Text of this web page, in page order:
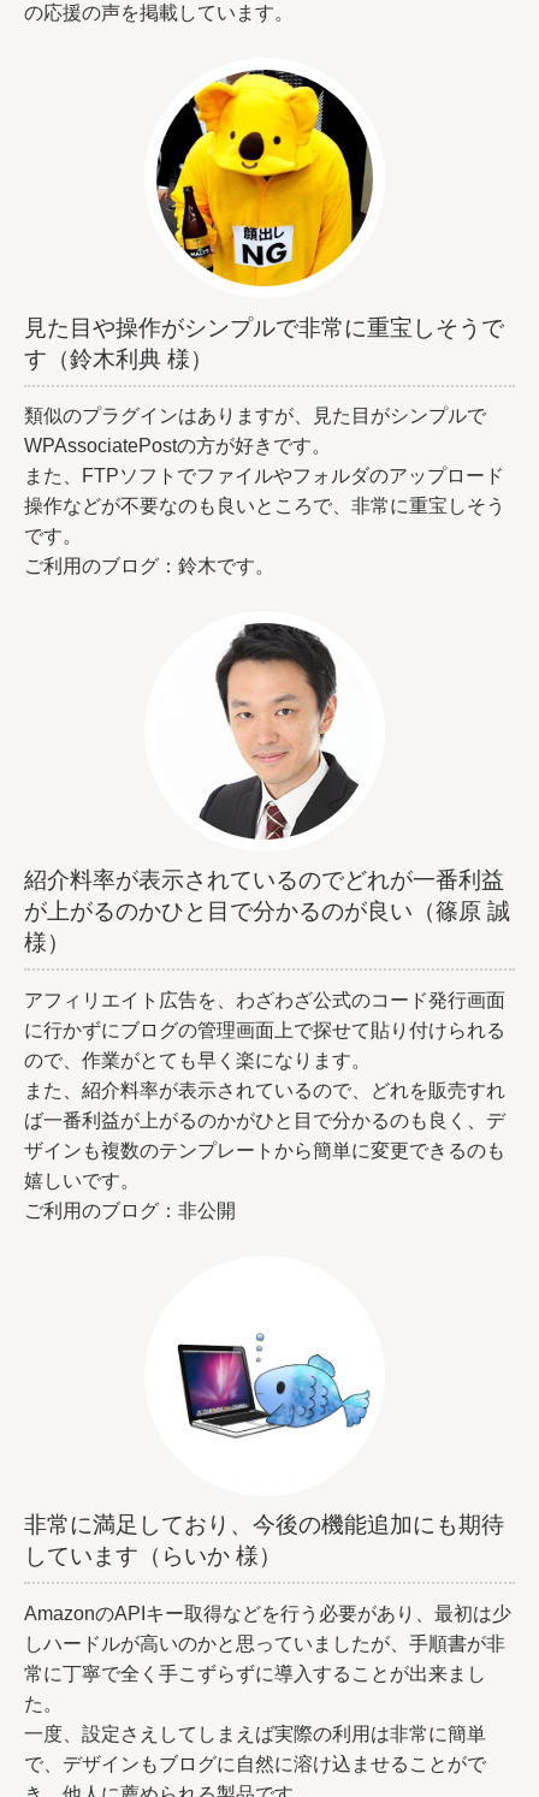
の応援の声を掲載しています。
見た目や操作がシンプルで非常に重宝しそうで
す（鈴木利典 様）
類似のプラグインはありますが、見た目がシンプルで
WPAssociatePostの方が好きです。
また、FTPソフトでファイルやフォルダのアップロード
操作などが不要なのも良いところで、非常に重宝しそう
です。
ご利用のブログ：鈴木です。
紹介料率が表示されているのでどれが一番利益
が上がるのかひと目で分かるのが良い（篠原 誠
様）
アフィリエイト広告を、わざわざ公式のコード発行画面
に行かずにブログの管理画面上で探せて貼り付けられる
ので、作業がとても早く楽になります。
また、紹介料率が表示されているので、どれを販売すれ
ば一番利益が上がるのかがひと目で分かるのも良く、デ
ザインも複数のテンプレートから簡単に変更できるのも
嬉しいです。
ご利用のブログ：非公開
非常に満足しており、今後の機能追加にも期待
しています（らいか 様）
AmazonのAPIキー取得などを行う必要があり、最初は少
しハードルが高いのかと思っていましたが、手順書が非
常に丁寧で全く手こずらずに導入することが出来まし
た。
一度、設定さえしてしまえば実際の利用は非常に簡単
で、デザインもブログに自然に溶け込ませることがで